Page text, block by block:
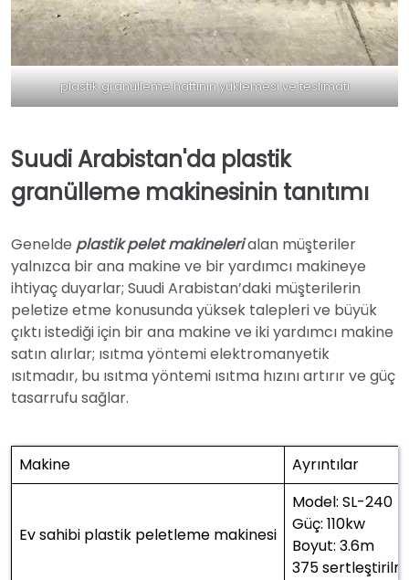
plastik granülleme hattının yüklemesi ve teslimatı
Suudi Arabistan'da plastik
granülleme makinesinin tanıtımı
Genelde plastik pelet makinelerialan müşteriler
yalnızca bir ana makine ve bir yardımcı makineye
ihtiyaç duyarlar; Suudi Arabistan’daki müşterilerin
peletize etme konusunda yüksek talepleri ve büyük
çıktı istediği için bir ana makine ve iki yardımcı makine
satın alırlar; ısıtma yöntemi elektromanyetik
ısıtmadır, bu ısıtma yöntemi ısıtma hızını artırır ve güç
tasarrufu sağlar.
Makine Ayrıntılar
Ev sahibi plastik peletleme makinesi
Model: SL-240
Güç: 110kw
Boyut: 3.6m
375